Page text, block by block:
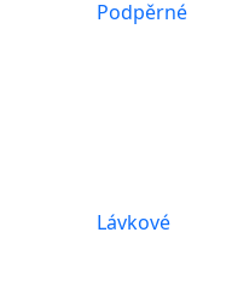
Podpěrné
Lávkové